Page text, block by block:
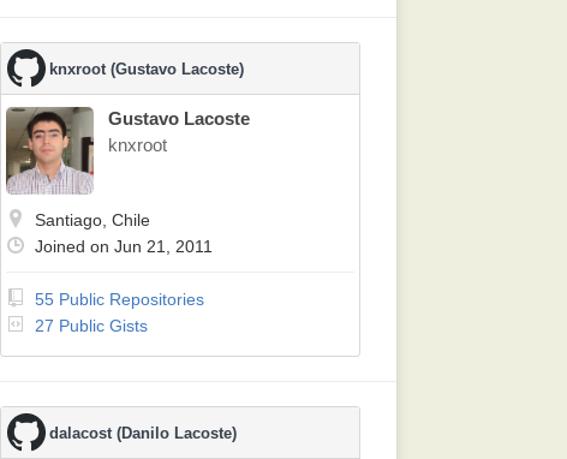
knxroot (Gustavo Lacoste)
Gustavo Lacoste
knxroot
Santiago, Chile
Joined on Jun 21, 2011
55 Public Repositories
27 Public Gists
dalacost (Danilo Lacoste)